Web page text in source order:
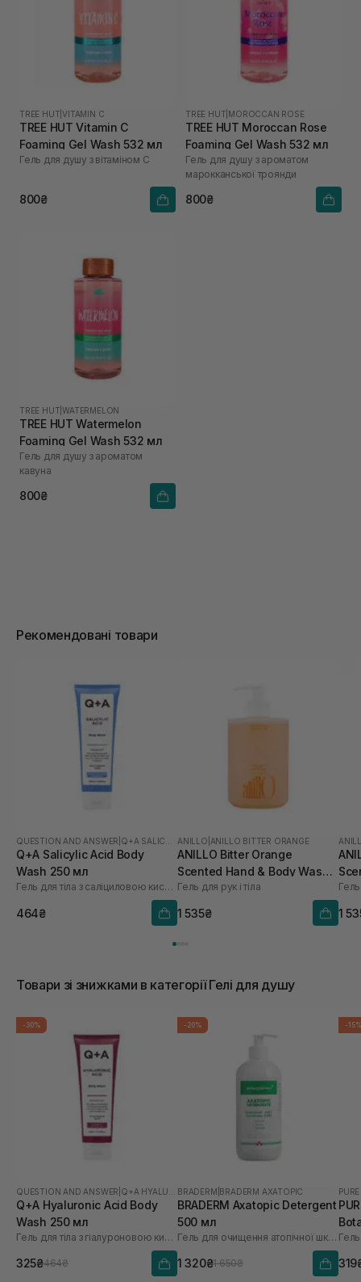
TREE HUT |VITAMIN C
TREE HUT Vitamin C
Foaming Gel Wash 532 мл
Гель для душу з вітаміном С
800₴
TREE HUT MOROCCAN ROSE
TREE HUT Moroccan Rose
Foaming Gel Wash 532 мл
Гель для душу з ароматом
марокканської троянди
800₴
TREE HUT |WATERMELON
TREE HUT Watermelon
Foaming Gel Wash 532 мл
Гель для душу з ароматом
кавуна
800₴
Рекомендовані товари
QUESTION AND ANSWER
Q+A Salicylic Acid Body
Wash 250 мл
Гель для тіла з саліциловою кислотою
464₴
ANILLO ANILLO BITTER ORANGE
ANILLO Bitter Orange
Scented Hand & Body Wash
450 мл
Гель для рук і тіла
1 535₴
Гель
1
Товари зі знижками в категорії Гелі для душу
-30%
QUESTION AND ANSWER
Q+A Hyaluronic Acid Body
Wash 250 мл
Гель для тіла з гіалуроновою кислотою
325₴464₴
-20%
BRADERM BRADERM AXATOPIC
BRADERM Axatopic Detergent
500 мл
Гель для очищення атопічної шкіри
1 320₴1 650₴
-